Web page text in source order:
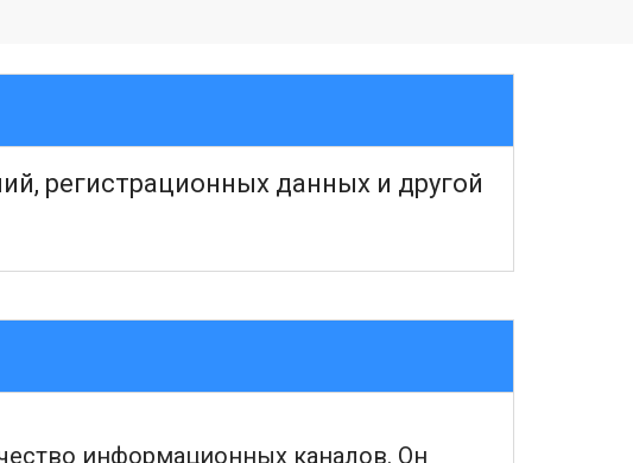
регистрационных данных и другой
информационных каналов. Он